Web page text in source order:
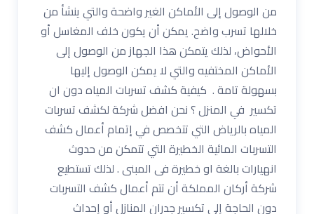
من الوصول إلى الأماكن الغير واضحة والتي ينشأ من
خلالها تسرب واضح. يمكن أن يكون خلف المغاسل أو
الأحواض، لذلك يتمكن هذا الجهاز من الوصول إلى
الأماكن المختفيه والتي لا يمكن الوصول إليها
بسهولة تامة . كيفية كشف تسربات المياه دون ان
تكسير في المنزل ؟ نحن افضل شركة لكشف تسربات
المياه بالرياض التي تتخصص في إتمام أعمال كشف
التسربات المائية الخطيرة التي تتمكن من حدوث
انهيارات بالغة او خطيرة فى المبنى . لذلك تستطيع
شركة أركان المملكة أن تتم أعمال كشف التسربات
دون الحاجة إلى تكسير جدران المنازل أو إحداث